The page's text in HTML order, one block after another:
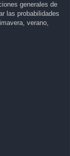
generales de
las probabilidades
verano,